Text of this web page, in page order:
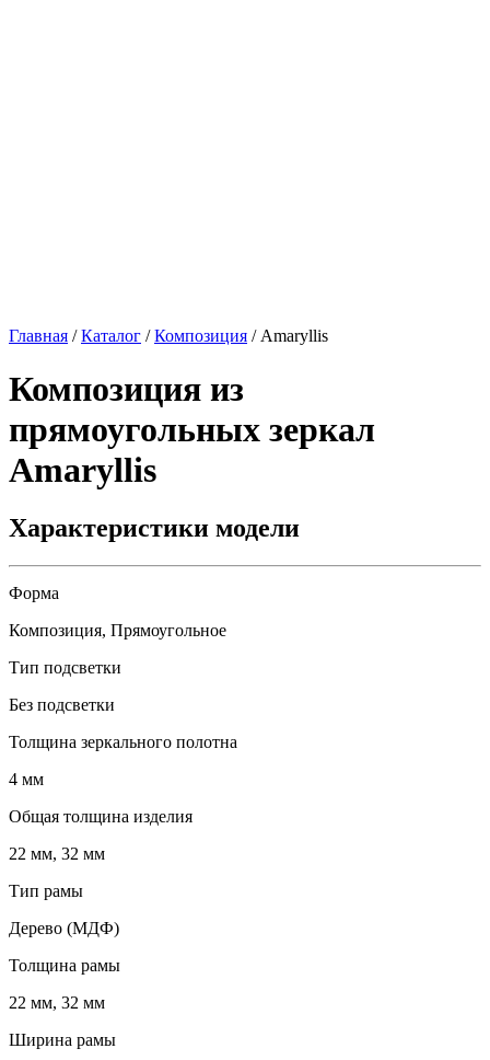
Главная /Каталог /Композиция / Amaryllis
Композиция из
прямоугольных зеркал
Amaryllis
Характеристики модели
Форма
Композиция, Прямоугольное
Тип подсветки
Без подсветки
Толщина зеркального полотна
4 мм
Общая толщина изделия
22 мм, 32 мм
Тип рамы
Дерево (МДФ)
Толщина рамы
22 мм, 32 мм
Ширина рамы